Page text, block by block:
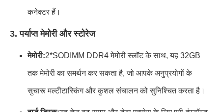
कनेक्टर हैं।
3. पर्याप्त मेमोरी और स्टोरेज
मेमोरी:2*SODIMM DDR4 मेमोरी स्लॉट के साथ, यह 32GB
तक मेमोरी का समर्थन कर सकता है, जो आपके अनुप्रयोगों के
सुचारू मल्टीटास्किंग और कुशल संचालन को सुनिश्चित करता है।